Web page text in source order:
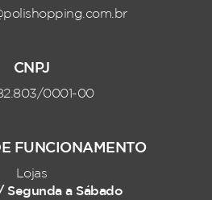
CNPJ
0001-00
FUNCIONAMENTO
Lojas
Segunda a Sábado